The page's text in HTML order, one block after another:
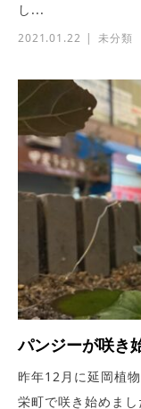
し...
2021.01.22 未分類
パンジーが咲き
昨年12月に延岡植
栄町で咲き始めま